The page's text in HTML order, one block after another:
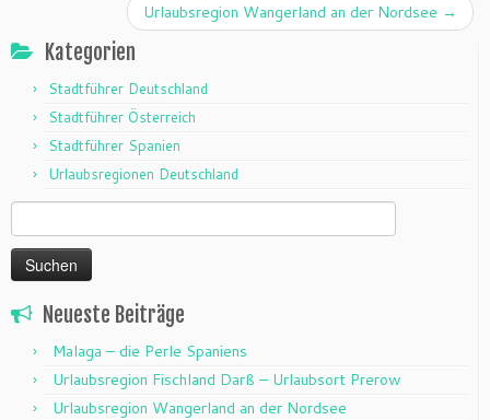
Urlaubsregion Wangerland an der Nordsee →
Kategorien
Stadtführer Deutschland
Stadtführer Österreich
Stadtführer Spanien
Urlaubsregionen Deutschland
nach:
Neueste Beiträge
Malaga – die Perle Spaniens
Urlaubsregion Fischland Darß – Urlaubsort Prerow
Urlaubsregion Wangerland an der Nordsee